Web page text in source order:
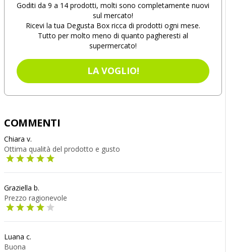
Goditi da 9 a 14 prodotti, molti sono completamente nuovi
sul mercato!
Ricevi la tua Degusta Box ricca di prodotti ogni mese.
Tutto per molto meno di quanto pagheresti al
supermercato!
LA VOGLIO!
COMMENTI
Chiara v.
Ottima qualità del prodotto e gusto
Graziella b.
Prezzo ragionevole
Luana c.
Buona